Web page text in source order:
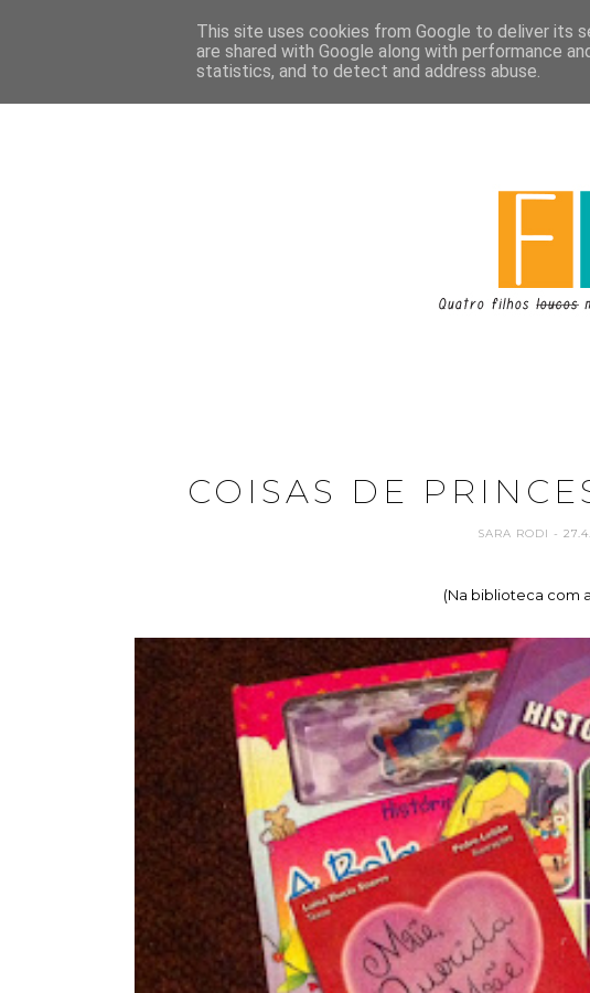
COISAS DE
SARA RODI -
(Na biblioteca com
This site uses cookies from Google to deliver its
are shared with Google along with performance
statistics, and to detect and address abuse.